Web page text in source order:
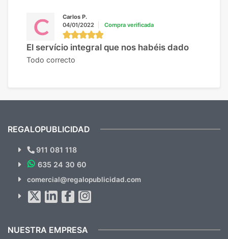
Carlos P.
04/01/2022
Compra verificada
El servício integral que nos habéis dado
Todo correcto
¿Quieres ver nuestras últimas
Novedades y Ofertas?
hacemos Spam)
REGALOPUBLICIDAD
911 081 118
635 24 30 60
comercial@regalopublicidad.com
NUESTRA EMPRESA